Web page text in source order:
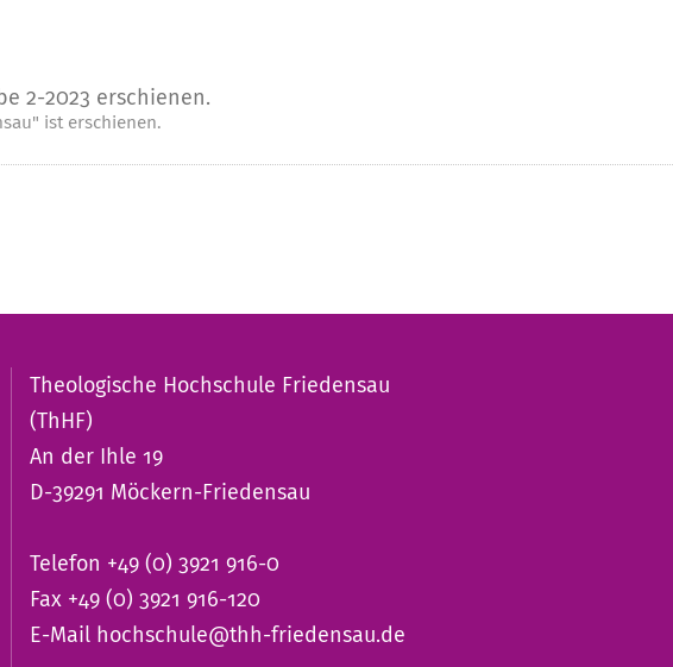
ist erschienen.
Theologische Hochschule Friedensau
(ThHF)
An der Ihle 19
D-39291 Möckern-Friedensau
Telefon +49 (0) 3921 916-0
Fax +49 (0) 3921 916-120
E-Mail hochschule@thh-friedensau.de